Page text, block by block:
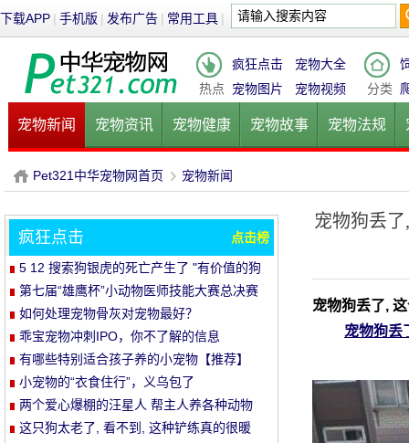
下载APP | 手机版 | 发布广告 | 常用工具 |
热点
疯狂点击
宠物大全
宠物图片
宠物视频 分类
宠物新闻 宠物资讯 宠物健康 宠物故事 宠物法规
健康饮食 宠物美容 宠物医院
P
et
Pet321中华宠物网首页
›
宠物新闻
宠物狗丢
宠物狗丢了,
宠物狗丢
疯狂点击 点击榜
5 12 搜索狗银虎的死亡产生了 "有价值的狗
基因存储计划"
第七届“雄鹰杯”小动物医师技能大赛总决赛
圆满落幕
如何处理宠物骨灰对宠物最好？
乖宝宠物冲刺IPO，你不了解的信息
有哪些特别适合孩子养的小宠物【推荐】
小宠物的“衣食住行”，义乌包了
两个爱心爆棚的汪星人 帮主人养各种动物
这只狗太老了, 看不到, 这种铲练真的很暖